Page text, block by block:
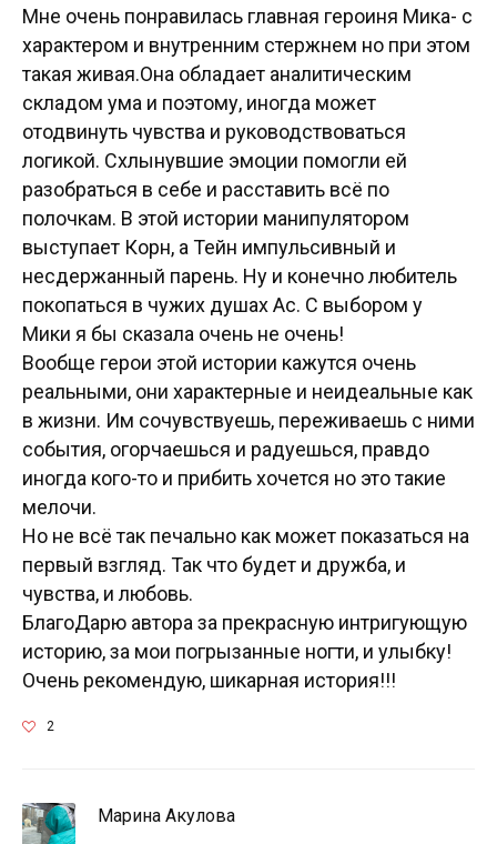
Мне очень понравилась главная героиня Мика- с
характером и внутренним стержнем но при этом
такая живая.Она обладает аналитическим
складом ума и поэтому, иногда может
отодвинуть чувства и руководствоваться
логикой. Схлынувшие эмоции помогли ей
разобраться в себе и расставить всё по
полочкам. В этой истории манипулятором
выступает Корн, а Тейн импульсивный и
несдержанный парень. Ну и конечно любитель
покопаться в чужих душах Ас. С выбором у
Мики я бы сказала очень не очень!
Вообще герои этой истории кажутся очень
реальными, они характерные и неидеальные как
в жизни. Им сочувствуешь, переживаешь с ними
события, огорчаешься и радуешься, правдо
иногда кого-то и прибить хочется но это такие
мелочи.
Но не всё так печально как может показаться на
первый взгляд. Так что будет и дружба, и
чувства, и любовь.
БлагоДарю автора за прекрасную интригующую
историю, за мои погрызанные ногти, и улыбку!
Очень рекомендую, шикарная история!!!
2
Марина Акулова